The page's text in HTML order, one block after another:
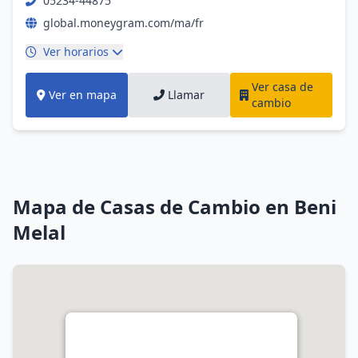
global.moneygram.com/ma/fr
Ver horarios
Ver en mapa Llamar
Ver casa de
cambio
Mapa de Casas de Cambio en Beni
Melal